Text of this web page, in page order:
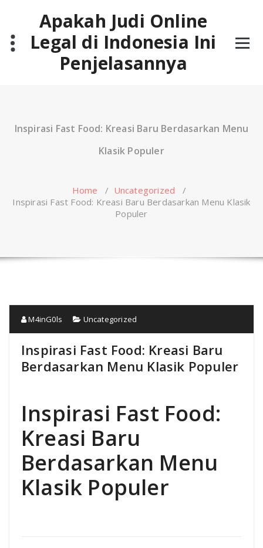
Apakah Judi Online
Legal di Indonesia Ini
Penjelasannya
Inspirasi Fast Food: Kreasi Baru Berdasarkan Menu
Klasik Populer
Home / Uncategorized /
Inspirasi Fast Food: Kreasi Baru Berdasarkan Menu Klasik
Populer
M4inG0ls Uncategorized
Inspirasi Fast Food: Kreasi Baru
Berdasarkan Menu Klasik Populer
Inspirasi Fast Food:
Kreasi Baru
Berdasarkan Menu
Klasik Populer